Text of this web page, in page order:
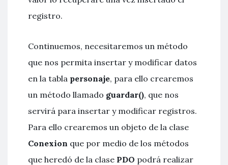
registro.
Continuemos, necesitaremos un método
que nos permita insertar y modificar datos
en la tabla personaje, para ello crearemos
un método llamado guardar(), que nos
servirá para insertar y modificar registros.
Para ello crearemos un objeto de la clase
Conexion que por medio de los métodos
que heredó de la clase PDO podrá realizar